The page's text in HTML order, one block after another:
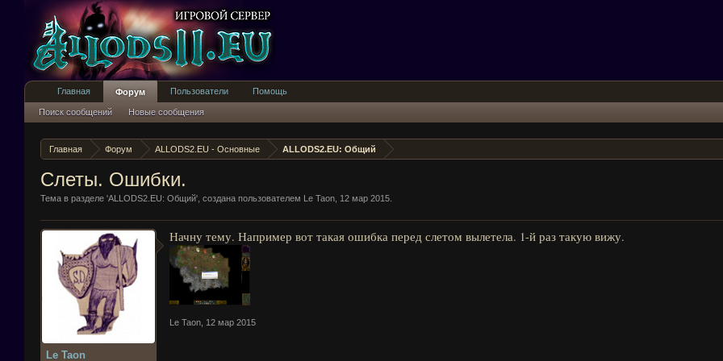
Главная Форум ALLODS2.EU - Основные ALLODS2.EU: Общий
Слеты. Ошибки.
Тема в разделе 'ALLODS2.EU: Общий', создана пользователем Le Taon 12 мар 2015
Le Taon
Начну тему. Например вот такая ошибка перед слетом вылетела. 1-й раз такую вижу.
Le Taon 12 мар 2015
Главная Форум
Поиск сообщений Новые сообщения
Пользователи Помощь